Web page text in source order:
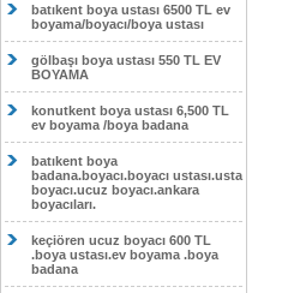
batıkent boya ustası 6500 TL ev
boyama/boyacı/boya ustası
gölbaşı boya ustası 550 TL EV
BOYAMA
konutkent boya ustası 6,500 TL
ev boyama /boya badana
batıkent boya
badana.boyacı.boyacı ustası.usta
boyacı.ucuz boyacı.ankara
boyacıları.
keçiören ucuz boyacı 600 TL
.boya ustası.ev boyama .boya
badana